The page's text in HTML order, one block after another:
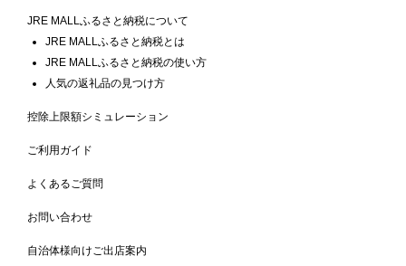
JRE MALLふるさと納税について
JRE MALLふるさと納税とは
JRE MALLふるさと納税の使い方
人気の返礼品の見つけ方
控除上限額シミュレーション
ご利用ガイド
よくあるご質問
お問い合わせ
自治体様向けご出店案内